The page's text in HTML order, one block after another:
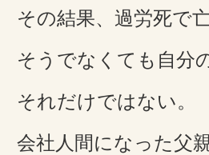
その結果、過労死で
そうでなくても自分
それだけではない。
会社人間になった父